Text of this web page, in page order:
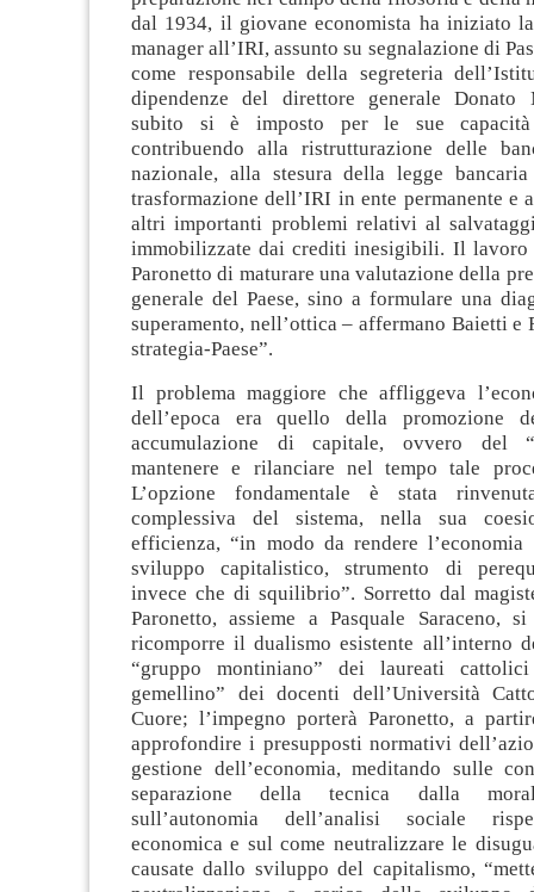
dal 1934, il giovane economista ha iniziato
manager all’IRI, assunto su segnalazione di
come responsabile della segreteria
dipendenze del direttore generale Donato
subito si è imposto per le sue capacità
contribuendo alla ristrutturazione delle
nazionale, alla stesura della legge
trasformazione dell’IRI in ente permanente e
altri importanti problemi relativi al
immobilizzate dai crediti inesigibili. Il lavoro
Paronetto di maturare una valutazione della
generale del Paese, sino a formulare una
superamento, nell’ottica – affermano Baietti e
strategia-Paese”.
Il problema maggiore che affliggeva
dell’epoca era quello della promozione
accumulazione di capitale, ovvero del
mantenere e rilanciare nel tempo tale
L’opzione fondamentale è stata
complessiva del sistema, nella sua
efficienza, “in modo da rendere
sviluppo capitalistico, strumento di
invece che di squilibrio”. Sorretto dal
Paronetto, assieme a Pasquale Saraceno,
ricomporre il dualismo esistente all’interno
“gruppo montiniano” dei laureati
gemellino” dei docenti dell’Università
Cuore; l’impegno porterà Paronetto, a
approfondire i presupposti normativi
gestione dell’economia, meditando sulle
separazione della tecnica dalla
sull’autonomia dell’analisi sociale
economica e sul come neutralizzare le
causate dallo sviluppo del capitalismo,